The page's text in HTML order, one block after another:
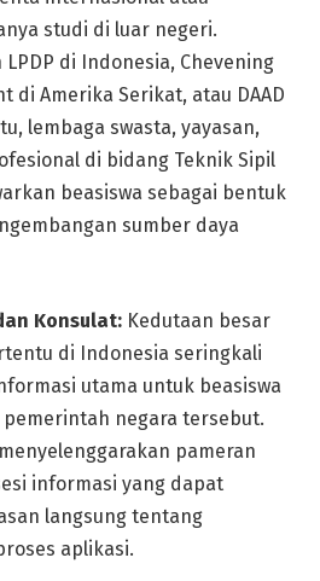
studi di luar negeri.
di Indonesia, Chevening
di Amerika Serikat, atau DAAD
lembaga swasta, yayasan,
di bidang Teknik Sipil
beasiswa sebagai bentuk
sumber daya
Konsulat: Kedutaan besar
di Indonesia seringkali
utama untuk beasiswa
negara tersebut.
pameran
informasi yang dapat
langsung tentang
aplikasi.